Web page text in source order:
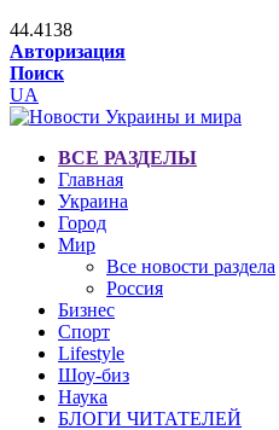
44.4138
Авторизация
Поиск
UA
ВСЕ РАЗДЕЛЫ
Главная
Украина
Город
Мир
Все новости раздела
Россия
Бизнес
Спорт
Lifestyle
Шоу-биз
Наука
БЛОГИ ЧИТАТЕЛЕЙ